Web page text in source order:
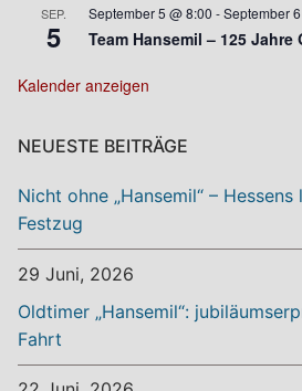
SEP.
5
September 5 @ 8:00 -September
Team Hansemil – 125
Kalender anzeigen
NEUESTE BEITRÄGE
Nicht ohne „Hansemil“ –
Festzug
29 Juni, 2026
Oldtimer „Hansemil“:
Fahrt